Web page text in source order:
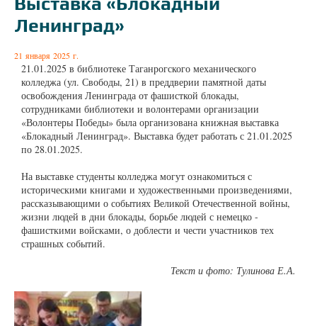
Ленинград»
21 января 2025 г.
21.01.2025 в библиотеке Таганрогского механического
колледжа (ул. Свободы, 21) в преддверии памятной даты
освобождения Ленинграда от фашисткой блокады,
сотрудниками библиотеки и волонтерами организации
«Волонтеры Победы» была организована книжная выставка
«Блокадный Ленинград». Выставка будет работать с 21.01.2025
по 28.01.2025.
На выставке студенты колледжа могут ознакомиться с
историческими книгами и художественными произведениями,
рассказывающими о событиях Великой Отечественной войны,
жизни людей в дни блокады, борьбе людей с немецко -
фашисткими войсками, о доблести и чести участников тех
страшных событий.
Текст и фото: Тулинова Е.А.